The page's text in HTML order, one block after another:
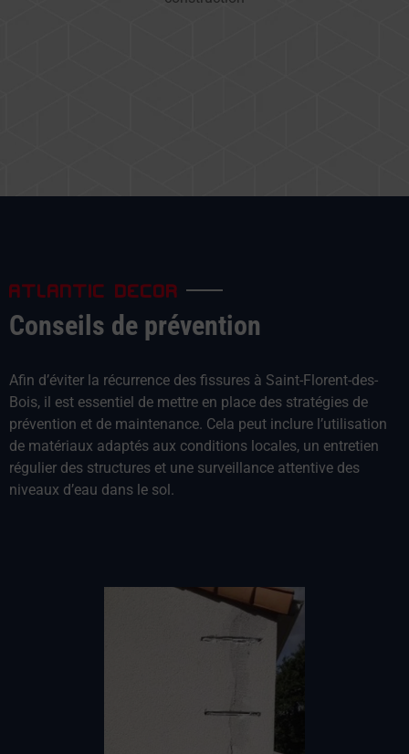
ATLANTIC DECOR
Conseils de prévention
Afin d’éviter la récurrence des fissures à Saint-Florent-des-
Bois, il est essentiel de mettre en place des stratégies de
prévention et de maintenance. Cela peut inclure l’utilisation
de matériaux adaptés aux conditions locales, un entretien
régulier des structures et une surveillance attentive des
niveaux d’eau dans le sol.